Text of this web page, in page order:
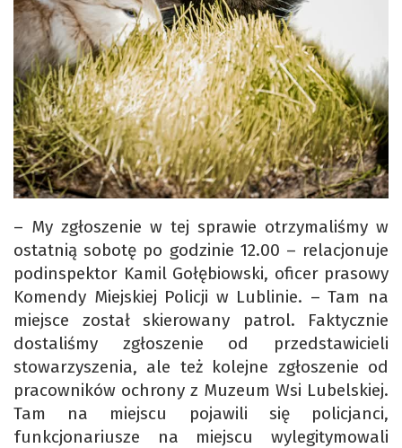
– My zgłoszenie w tej sprawie otrzymaliśmy w
ostatnią sobotę po godzinie 12.00 – relacjonuje
podinspektor Kamil Gołębiowski, oficer prasowy
Komendy Miejskiej Policji w Lublinie. – Tam na
miejsce został skierowany patrol. Faktycznie
dostaliśmy zgłoszenie od przedstawicieli
stowarzyszenia, ale też kolejne zgłoszenie od
pracowników ochrony z Muzeum Wsi Lubelskiej.
Tam na miejscu pojawili się policjanci,
funkcjonariusze na miejscu wylegitymowali